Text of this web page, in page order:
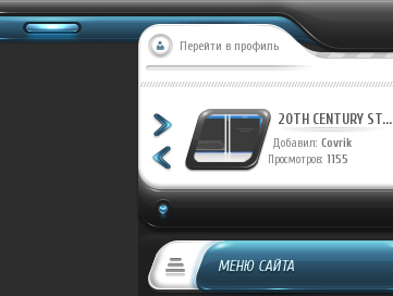
Перейти в профиль
20TH CENTURY ST... 20TH CENTURY ST...
Добавил: Covrik
Просмотров: 1155
МЕНЮ САЙТА